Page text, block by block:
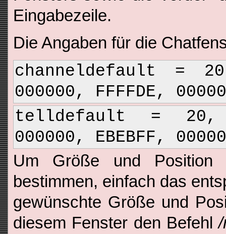
Eingabezeile.
Die Angaben für die
channeldefault =
000000, FFFFDE,
telldefault =
000000, EBEBFF,
Um Größe und
bestimmen, einfach das
gewünschte Größe und
diesem Fenster den Befehl